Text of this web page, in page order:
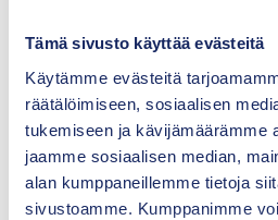
Tämä sivusto käyttää evästeitä
Käytämme evästeitä
räätälöimiseen, sosiaalisen
tukemiseen ja kävijämäärämme
jaamme sosiaalisen median,
alan kumppaneillemme tietoja
sivustoamme. Kumppanimme
Katri Vataja
Toimitusjohtaja
CEO